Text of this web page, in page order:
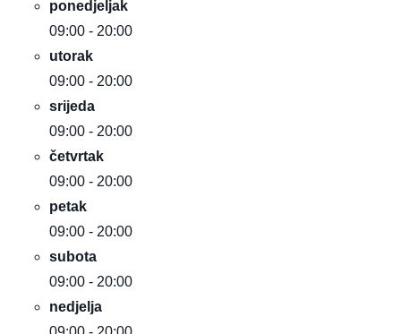
ponedjeljak
09:00 - 20:00
utorak
09:00 - 20:00
srijeda
09:00 - 20:00
četvrtak
09:00 - 20:00
petak
09:00 - 20:00
subota
09:00 - 20:00
nedjelja